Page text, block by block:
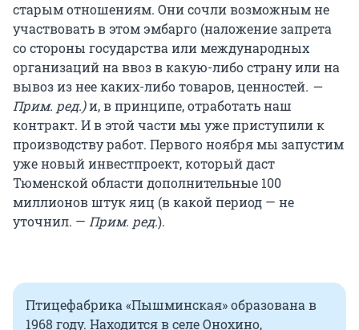
старым отношениям. Они сочли возможным не
участвовать в этом эмбарго (наложение запрета
со стороны государства или международных
организаций на ввоз в какую-либо страну или на
вывоз из нее каких-либо товаров, ценностей. —
Прим. ред.)и, в принципе, отработать наш
контракт. И в этой части мы уже приступили к
производству работ. Первого ноября мы запустим
уже новый инвестпроект, который даст
Тюменской области дополнительные 100
миллионов штук яиц (в какой период — не
уточнил. — Прим. ред.).
Птицефабрика «Пышминская» образована в
1968 году. Находится в селе Онохино,